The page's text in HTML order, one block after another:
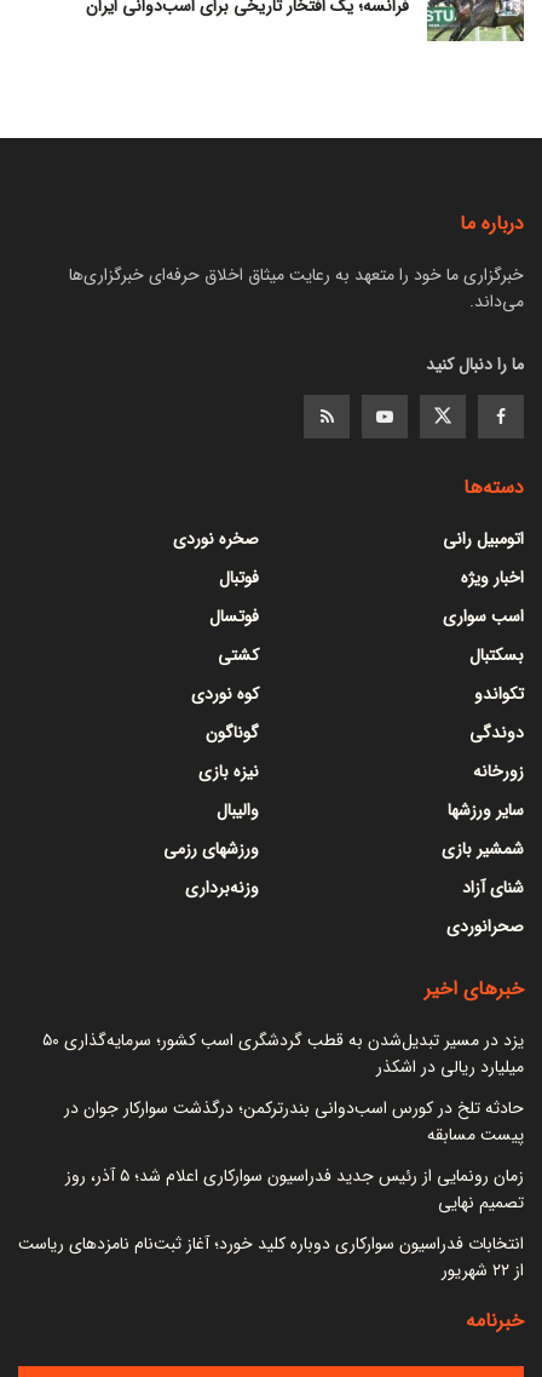
فرانسه؛ یک افتخار تاریخی برای اسب‌دوانی ایران
درباره ما
خبرگزاری ما خود را متعهد به رعایت میثاق اخلاق حرفه‌ای خبرگزاری‌ها
می‌داند.
ما را دنبال کنید
دسته‌ها
اتومبیل رانی
اخبار ویژه
اسب سواری
بسکتبال
تکواندو
دوندگی
زورخانه
سایر ورزشها
شمشیر بازی
شنای آزاد
صحرانوردی
صخره نوردی
فوتبال
فوتسال
کشتی
کوه نوردی
گوناگون
نیزه بازی
والیبال
ورزشهای رزمی
وزنه‌برداری
خبرهای اخیر
یزد در مسیر تبدیل‌شدن به قطب گردشگری اسب کشور؛ سرمایه‌گذاری ۵۰
میلیارد ریالی در اشکذر
حادثه تلخ در کورس اسب‌دوانی بندرترکمن؛ درگذشت سوارکار جوان در
پیست مسابقه
زمان رونمایی از رئیس جدید فدراسیون سوارکاری اعلام شد؛ ۵ آذر، روز
تصمیم نهایی
انتخابات فدراسیون سوارکاری دوباره کلید خورد؛ آغاز ثبت‌نام نامزدهای ریاست
از ۲۲ شهریور
خبرنامه